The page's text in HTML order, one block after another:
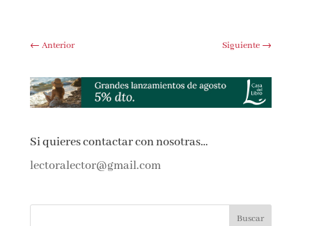
←Anterior Siguiente→
Si quieres contactar con nosotras…
lectoralector@gmail.com